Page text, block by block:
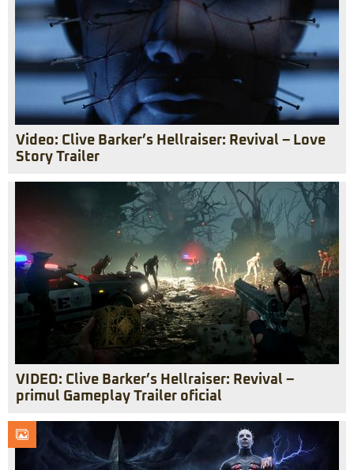
Video: Clive Barker’s Hellraiser: Revival – Love
Story Trailer
VIDEO: Clive Barker’s Hellraiser: Revival –
primul Gameplay Trailer oficial